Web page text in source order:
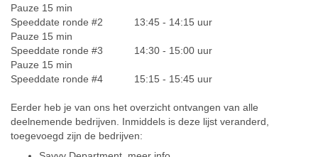
Pauze 15 min
Speeddate ronde #2 13:45 - 14:15 uur
Pauze 15 min
Speeddate ronde #3 14:30 - 15:00 uur
Pauze 15 min
Speeddate ronde #4 15:15 - 15:45 uur
Eerder heb je van ons het overzicht ontvangen van alle
deelnemende bedrijven. Inmiddels is deze lijst veranderd,
toegevoegd zijn de bedrijven: